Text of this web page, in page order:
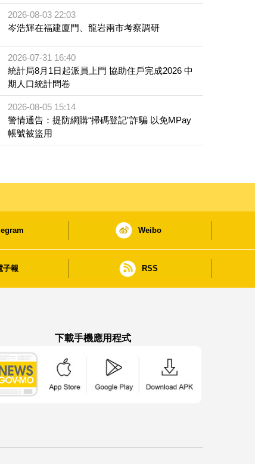
2026-08-03 22:03
岑浩輝在福建廈門、龍岩兩市考察調研
2026-07-31 16:40
統計局8月1日起派員上門 協助住戶完成2026 中
期人口統計問卷
2026-08-05 15:14
警情通告：提防網購“掃碼登記”詐騙 以免MPay
帳號被盜用
Weibo
子報 RSS
下載手機應用程式